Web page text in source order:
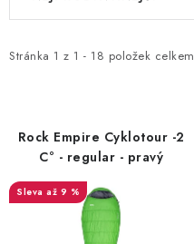
i
d
u
Stránka 1 z 1 - 18 položek celkem
e
p
o
d
Rock Empire Cyklotour -2
C° - regular - pravý
až 9 %